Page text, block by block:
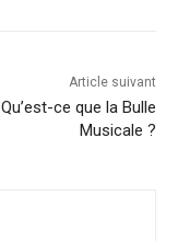
Article suivant
Qu’est-ce que la Bulle
Musicale ?